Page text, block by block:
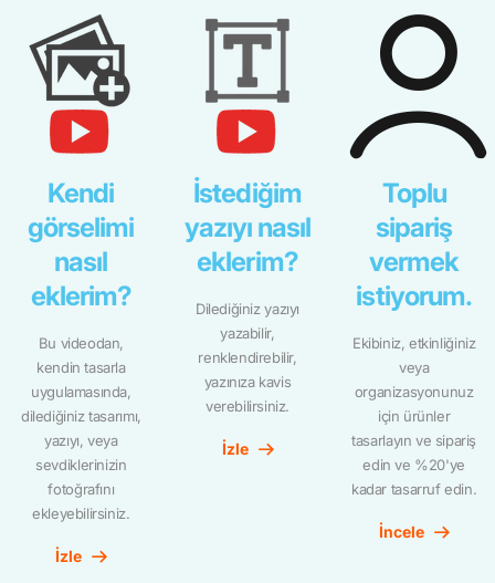
Kendi
görselimi
nasıl
eklerim?
Bu videodan,
kendin tasarla
uygulamasında,
dilediğiniz tasarımı,
yazıyı, veya
sevdiklerinizin
fotoğrafını
ekleyebilirsiniz.
İzle
İstediğim
yazıyı nasıl
eklerim?
Dilediğiniz yazıyı
yazabilir,
renklendirebilir,
yazınıza kavis
verebilirsiniz.
İzle
Toplu
sipariş
vermek
istiyorum.
Ekibiniz, etkinliğiniz
veya
organizasyonunuz
için ürünler
tasarlayın ve sipariş
edin ve %20'ye
kadar tasarruf edin.
İncele